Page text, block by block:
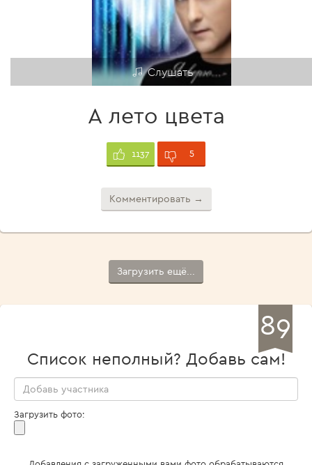
Слушать
А лето цвета
1137 5
Комментировать →
Загрузить ещё...
89
Список неполный? Добавь сам!
Загрузить фото: